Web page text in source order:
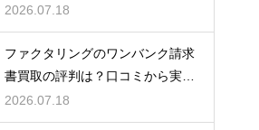
態を徹底解説
2026.07.18
ファクタリングのワンバンク請求
書買取の評判は？口コミから実態
を徹底解説
2026.07.18